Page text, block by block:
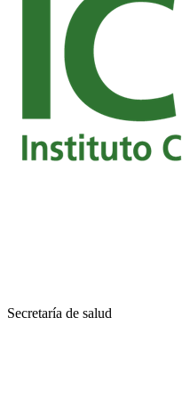
Secretaría de salud